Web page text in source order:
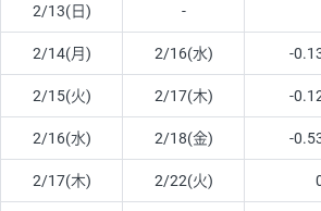
2/13(日) -
2/14(月) 2/16(水) -
2/15(火) 2/17(木) -
2/16(水) 2/18(金) -
2/17(木) 2/22(火)